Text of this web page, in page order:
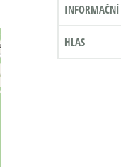
INFORMAČNÍ
HLAS